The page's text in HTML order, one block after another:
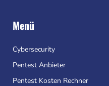
Menü
Cybersecurity
Pentest Anbieter
Pentest Kosten Rechner